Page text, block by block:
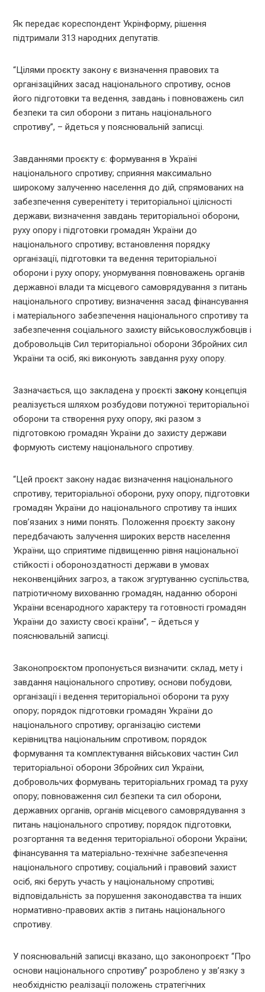
Як передає кореспондент Укрінформу, рішення
підтримали 313 народних депутатів.
“Цілями проєкту закону є визначення правових та
організаційних засад національного спротиву, основ
його підготовки та ведення, завдань і повноважень сил
безпеки та сил оборони з питань національного
спротиву”, – йдеться у пояснювальній записці.
Завданнями проєкту є: формування в Україні
національного спротиву; сприяння максимально
широкому залученню населення до дій, спрямованих на
забезпечення суверенітету і територіальної цілісності
держави; визначення завдань територіальної оборони,
руху опору і підготовки громадян України до
національного спротиву; встановлення порядку
організації, підготовки та ведення територіальної
оборони і руху опору; унормування повноважень органів
державної влади та місцевого самоврядування з питань
національного спротиву; визначення засад фінансування
і матеріального забезпечення національного спротиву та
забезпечення соціального захисту військовослужбовців і
добровольців Сил територіальної оборони Збройних сил
України та осіб, які виконують завдання руху опору.
Зазначається, що закладена у проєкті закону концепція
реалізується шляхом розбудови потужної територіальної
оборони та створення руху опору, які разом з
підготовкою громадян України до захисту держави
формують систему національного спротиву.
“Цей проєкт закону надає визначення національного
спротиву, територіальної оборони, руху опору, підготовки
громадян України до національного спротиву та інших
пов’язаних з ними понять. Положення проєкту закону
передбачають залучення широких верств населення
України, що сприятиме підвищенню рівня національної
стійкості і обороноздатності держави в умовах
неконвенційних загроз, а також згуртуванню суспільства,
патріотичному вихованню громадян, наданню обороні
України всенародного характеру та готовності громадян
України до захисту своєї країни”, – йдеться у
пояснювальній записці.
Законопроєктом пропонується визначити: склад, мету і
завдання національного спротиву; основи побудови,
організації і ведення територіальної оборони та руху
опору; порядок підготовки громадян України до
національного спротиву; організацію системи
керівництва національним спротивом; порядок
формування та комплектування військових частин Сил
територіальної оборони Збройних сил України,
добровольчих формувань територіальних громад та руху
опору; повноваження сил безпеки та сил оборони,
державних органів, органів місцевого самоврядування з
питань національного спротиву; порядок підготовки,
розгортання та ведення територіальної оборони України;
фінансування та матеріально-технічне забезпечення
національного спротиву; соціальний і правовий захист
осіб, які беруть участь у національному спротиві;
відповідальність за порушення законодавства та інших
нормативно-правових актів з питань національного
спротиву.
У пояснювальній записці вказано, що законопроєкт “Про
основи національного спротиву” розроблено у зв’язку з
необхідністю реалізації положень стратегічних